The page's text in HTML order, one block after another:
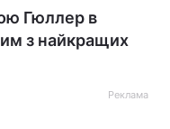
Гюллер в
з найкращих
Реклама